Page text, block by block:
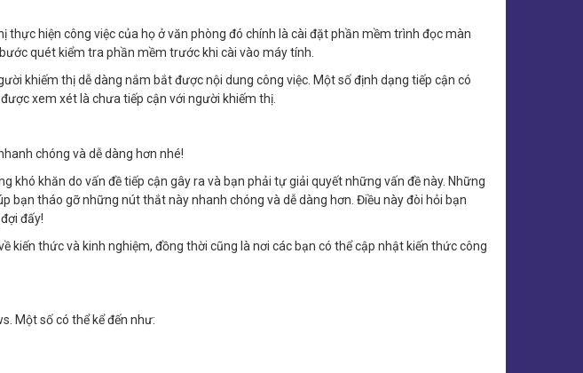
hiện công việc của họ ở văn phòng đó chính là cài đặt phần mềm trình đọc màn
quét kiểm tra phần mềm trước khi cài vào máy tính.
khiếm thị dễ dàng nắm bắt được nội dung công việc. Một số định dạng tiếp cận có
xem xét là chưa tiếp cận với người khiếm thị.
chóng và dễ dàng hơn nhé!
khăn do vấn đề tiếp cận gây ra và bạn phải tự giải quyết những vấn đề này. Những
bạn tháo gỡ những nút thắt này nhanh chóng và dễ dàng hơn. Điều này đòi hỏi bạn
đấy!
kiến thức và kinh nghiệm, đồng thời cũng là nơi các bạn có thể cập nhật kiến thức công
Một số có thể kể đến như: